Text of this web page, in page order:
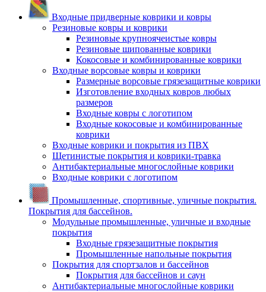
Входные придверные коврики и ковры
Резиновые ковры и коврики
Резиновые крупноячеистые ковры
Резиновые шипованные коврики
Кокосовые и комбинированные коврики
Входные ворсовые ковры и коврики
Размерные ворсовые грязезащитные коврики
Изготовление входных ковров любых
размеров
Входные ковры с логотипом
Входные кокосовые и комбинированные
коврики
Входные коврики и покрытия из ПВХ
Щетинистые покрытия и коврики-травка
Антибактериальные многослойные коврики
Входные коврики с логотипом
Промышленные, спортивные, уличные покрытия.
Покрытия для бассейнов.
Модульные промышленные, уличные и входные
покрытия
Входные грязезащитные покрытия
Промышленные напольные покрытия
Покрытия для спортзалов и бассейнов
Покрытия для бассейнов и саун
Антибактериальные многослойные коврики